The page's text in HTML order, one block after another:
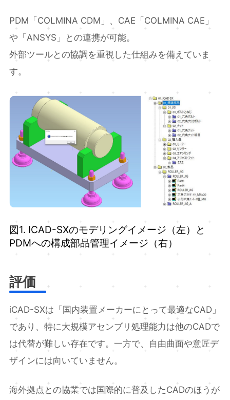
PDM「COLMINA CDM」、CAE「COLMINA CAE」
や「ANSYS」との連携が可能。
外部ツールとの協調を重視した仕組みを備えていま
す。
図1. ICAD-SXのモデリングイメージ（左）と
PDMへの構成部品管理イメージ（右）
評価
iCAD-SXは「国内装置メーカーにとって最適なCAD」
であり、特に大規模アセンブリ処理能力は他のCADで
は代替が難しい存在です。一方で、自由曲面や意匠デ
ザインには向いていません。
海外拠点との協業では国際的に普及したCADのほうが